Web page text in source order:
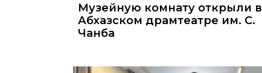
Музейную комнату открыли в
Абхазском драмтеатре им. С.
Чанба